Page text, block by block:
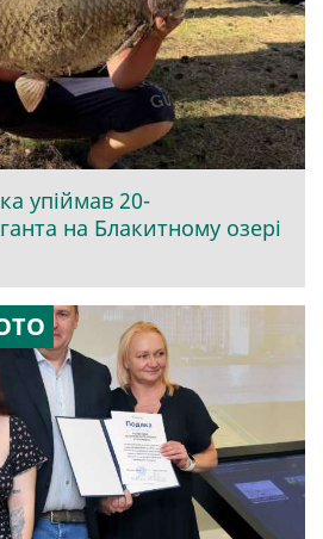
упіймав 20-
на Блакитному озері